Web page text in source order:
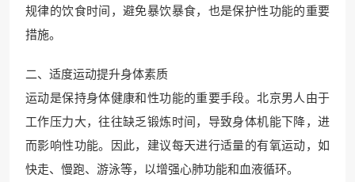
规律的饮食时间，避免暴饮暴食，也是保护性功能的重要
措施。
二、适度运动提升身体素质
运动是保持身体健康和性功能的重要手段。北京男人由于
工作压力大，往往缺乏锻炼时间，导致身体机能下降，进
而影响性功能。因此，建议每天进行适量的有氧运动，如
快走、慢跑、游泳等，以增强心肺功能和血液循环。